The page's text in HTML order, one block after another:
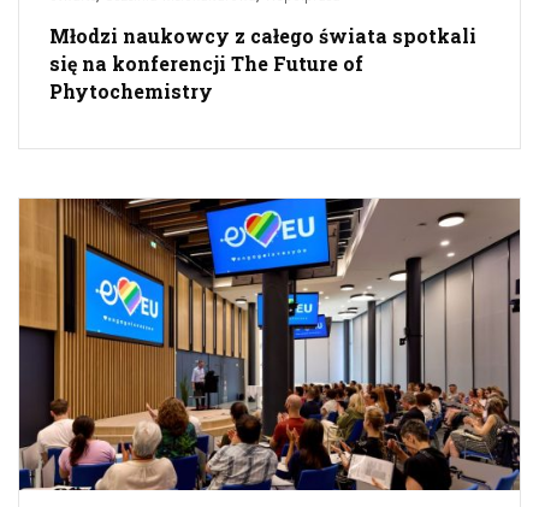
Młodzi naukowcy z całego świata spotkali
się na konferencji The Future of
Phytochemistry